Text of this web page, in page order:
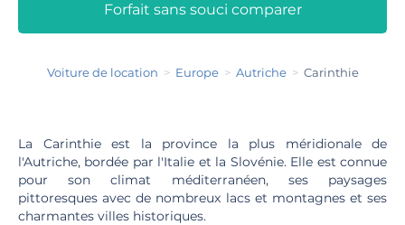
Forfait sans souci comparer
Voiture de location Europe Autriche Carinthie
La Carinthie est la province la plus méridionale de
l'Autriche, bordée par l'Italie et la Slovénie. Elle est connue
pour son climat méditerranéen, ses paysages
pittoresques avec de nombreux lacs et montagnes et ses
charmantes villes historiques.